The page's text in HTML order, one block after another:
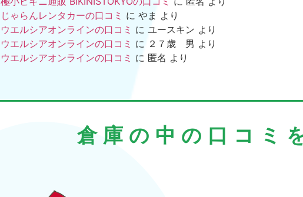
じゃらんレンタカーの口コミ に やま より
ウエルシアオンラインの口コミ に ユースキン より
ウエルシアオンラインの口コミ に ２７歳 男 より
ウエルシアオンラインの口コミ に 匿名 より
倉庫の中の口コミ